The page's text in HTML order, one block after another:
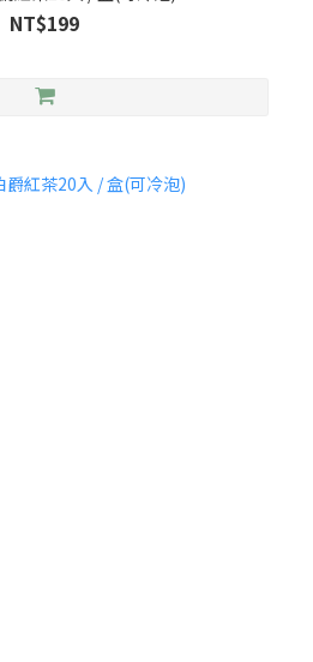
NT$199